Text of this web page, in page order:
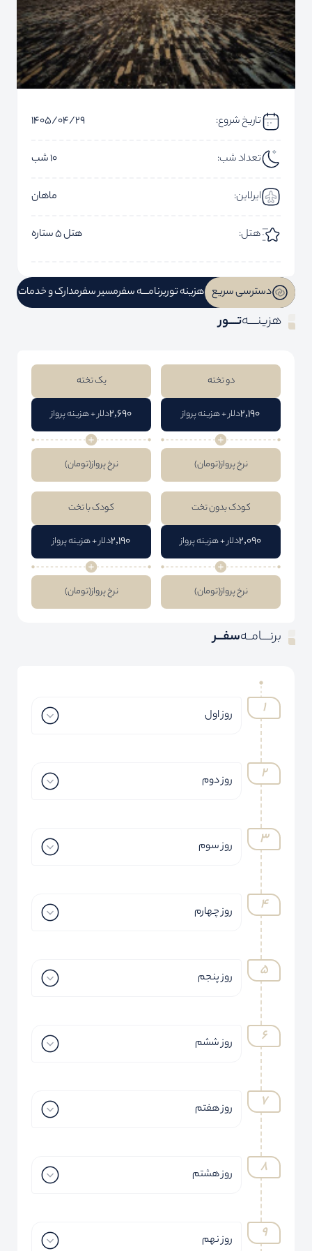
تاریخ شروع: 1405/04/29
تعداد شب: 10 شب
ایرلاین: ماهان
هتل: هتل 5 ستاره
دسترسی سریع هزینه توربرنامـــه سفرمسیر سفرمدارک و خدمات
هزینــــهتــــور
دو تخته
2,190دلار + هزینه پرواز
نرخ پرواز(تومان)
یک تخته
2,690دلار + هزینه پرواز
نرخ پرواز(تومان)
کودک بدون تخت
2,090دلار + هزینه پرواز
نرخ پرواز(تومان)
کودک با تخت
2,190دلار + هزینه پرواز
نرخ پرواز(تومان)
برنــــامــهسفـــر
روز اول
روز دوم
روز سوم
روز چهارم
روز پنجم
روز ششم
روز هفتم
روز هشتم
روز نهم